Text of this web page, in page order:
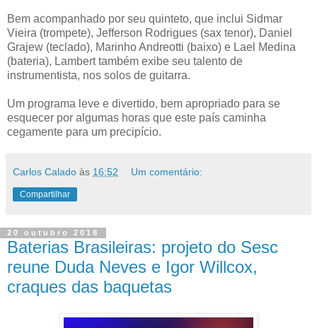
Bem acompanhado por seu quinteto, que inclui Sidmar
Vieira (trompete), Jefferson Rodrigues (sax tenor), Daniel
Grajew (teclado), Marinho Andreotti (baixo) e Lael Medina
(bateria), Lambert também exibe seu talento de
instrumentista, nos solos de guitarra.
Um programa leve e divertido, bem apropriado para se
esquecer por algumas horas que este país caminha
cegamente para um precipício.
Carlos Calado às 16:52 Um comentário:
Compartilhar
20 outubro 2018
Baterias Brasileiras: projeto do Sesc
reune Duda Neves e Igor Willcox,
craques das baquetas